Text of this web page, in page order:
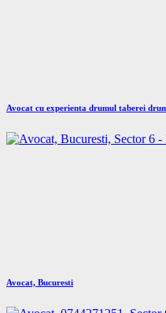
Avocat cu experienta drumul taberei
Avocat, Bucuresti